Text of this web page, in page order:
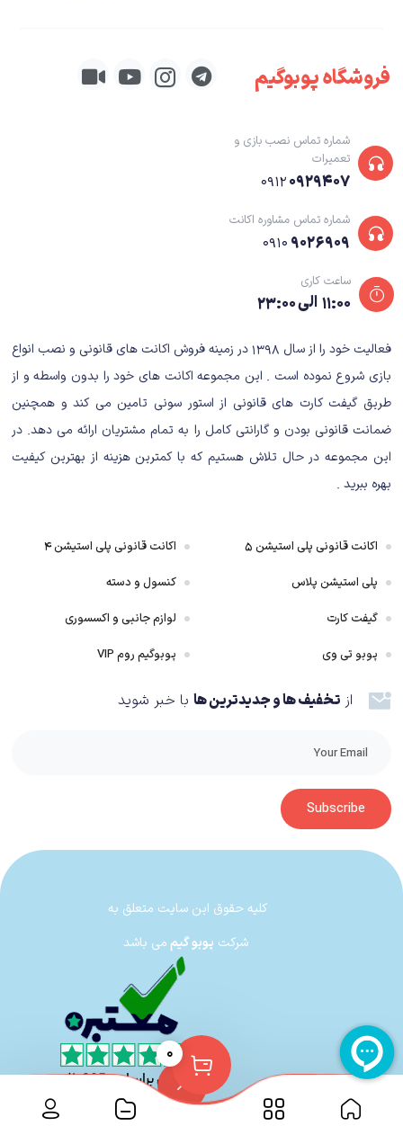
Asterix & Obelix
Asterix & Obelix یک ماجراجویی بامزه و
سرگرم‌کننده برای همه
تمام سرزمین گل به غیر از دهکده‌ای کوچک توسط امپراتوری روم تسخیر شده
بدون دردسر و ناراحتی، زندگی عادی خود را می‌گذرانند. آستریکس و اوبلیکس، دو
قهرمان دهکده با شکار گراز، گذران زندگی می‌کنند.
XXL 3: The Crystal Menhir مأموریت می‌دهد تا برای رفع تهدیدی مرگبار، یک
نقش آستریک و اوبلیکس، به صورت تک‌نفره یا دونفره. این منهیر جادویی را پیدا
کنید.
بخش چند نفره بازی Asterix & Obelix
در بازی‌های قبلی سری XXL با وجود اینکه همکاری در بین دو کاراکتر بازی به شدت
کرد و از تجربه دو نفره بودن بازی لذت برد. هواداران آستریکس و ابلیکس
نمی‌توانستند کنار یکدیگر این دو دوست قهرمان را کنترل کنند و بازی یک اثر
تک‌نفره داستانی به حساب می‌آمد که عملا با دو نفره بودن می‌توانست به شدت
جذاب‌تر شود. بالاخره به نظر می‌رسد صدای گوش هواداران به سازندگان رسیده و
این بار می‌توان آستریکس و ابلیکس را همزمان کنترل کرد و یک تجربه دو نفره
آفلاین را در کنار آنها داشت.
فروشگاه پوبوگیم
شماره تماس نصب بازی و
تعمیرات
۰۹۱۲۰۹۲۹۴۰۷
شماره تماس مشاوره اکانت
۰۹۱۰ ۹۰۲۶۹۰۹
ساعت کاری
۱۱:۰۰ الی ۲۳:۰۰
فعالیت خود را از سال ۱۳۹۸ در زمینه فروش اکانت های قانونی و نصب انواع
بازی شروع نموده است . این مجموعه اکانت های خود را بدون واسطه و از
طریق گیفت کارت های قانونی از استور سونی تامین می کند و همچنین
ضمانت قانونی بودن و گارانتی کامل را به تمام مشتریان ارائه می دهد. در
این مجموعه در حال تلاش هستیم که با کمترین هزینه از بهترین کیفیت
بهره ببرید .
اکانت قانونی پلی استیشن ۵
پلی استیشن پلاس
گیفت کارت
پوبو تی وی
اکانت قانونی پلی استیشن ۴
کنسول و دسته
لوازم جانبی و اکسسوری
پوبوگیم روم VIP
از تخفیف ها و جدیدترین ها با خبر شوید
Subscribe
کلیه حقوق این سایت متعلق به
شرکت پوبو گیممی باشد
۰